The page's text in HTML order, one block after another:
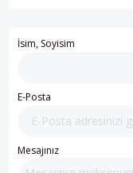
İsim, Soyisim
E-Posta
Mesajınız